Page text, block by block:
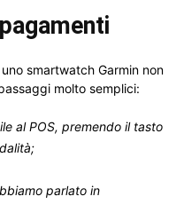
smartwatch Garmin non
molto semplici:
al POS, premendo il tasto
parlato in